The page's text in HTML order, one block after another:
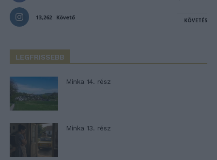
13,262 Követő KÖVETÉS
LEGFRISSEBB
Minka 14. rész
Minka 13. rész